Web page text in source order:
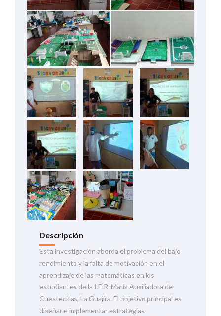
Descripción
Esta investigación aborda el problema del bajo
rendimiento y la falta de motivación en el
aprendizaje de las matemáticas en los
estudiantes de la I.E.R. María Auxiliadora de
Cuestecitas, La Guajira. El objetivo principal es
diseñar e implementar estrategias